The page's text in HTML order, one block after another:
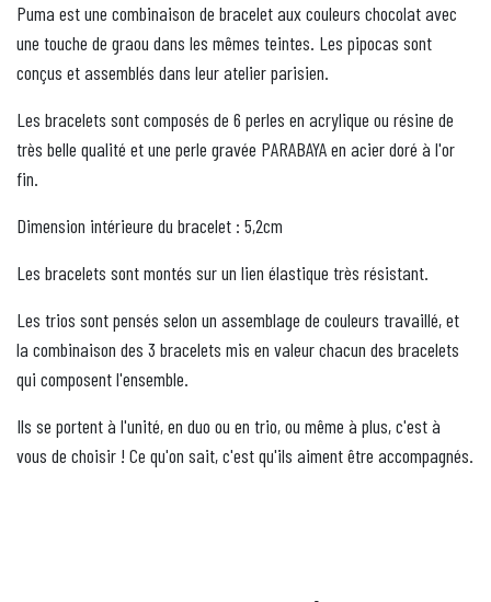
Puma est une combinaison de bracelet aux couleurs chocolat avec
une touche de graou dans les mêmes teintes. Les pipocas sont
conçus et assemblés dans leur atelier parisien.
Les bracelets sont composés de 6 perles en acrylique ou résine de
très belle qualité et une perle gravée PARABAYA en acier doré à l'or
fin.
Dimension intérieure du bracelet : 5,2cm
Les bracelets sont montés sur un lien élastique très résistant.
Les trios sont pensés selon un assemblage de couleurs travaillé, et
la combinaison des 3 bracelets mis en valeur chacun des bracelets
qui composent l'ensemble.
Ils se portent à l'unité, en duo ou en trio, ou même à plus, c'est à
vous de choisir ! Ce qu'on sait, c'est qu'ils aiment être accompagnés.